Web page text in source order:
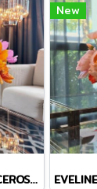
TANGERINE x FRANCEROSE COSMOS TINY MASTERPIECE VASE
New